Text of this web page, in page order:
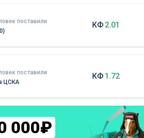
овек поставили
КФ 2.01
овек поставили
ЦСКА
КФ 1.72
000₽